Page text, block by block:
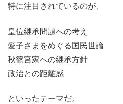
特に注目されているのが、
皇位継承問題への考え
愛子さまをめぐる国民世論
秋篠宮家への継承方針
政治との距離感
といったテーマだ。